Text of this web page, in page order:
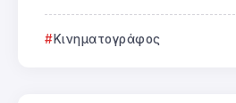
Κινηματογράφος